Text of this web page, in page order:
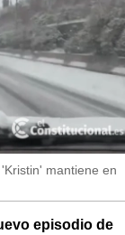
mantiene en
episodio de